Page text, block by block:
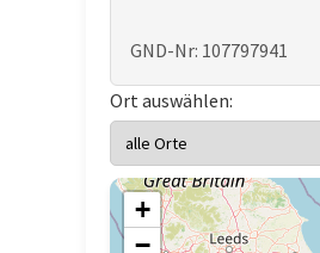
GND-Nr: 107797941
Ort auswählen:
+
−